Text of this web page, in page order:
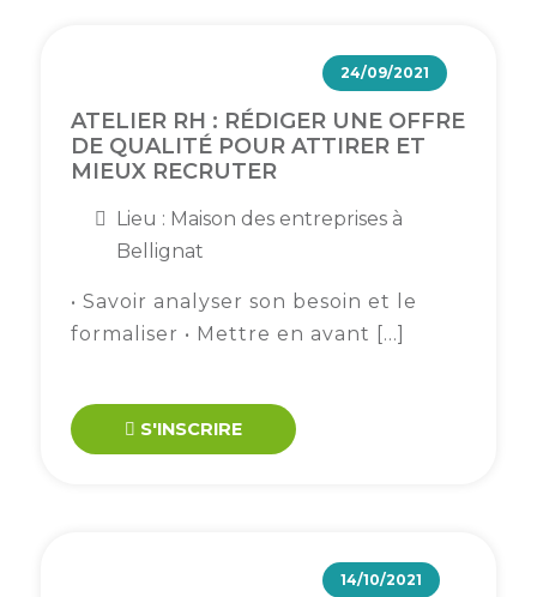
24/09/2021
ATELIER RH : RÉDIGER UNE OFFRE
DE QUALITÉ POUR ATTIRER ET
MIEUX RECRUTER
Lieu : Maison des entreprises à
Bellignat
• Savoir analyser son besoin et le
formaliser • Mettre en avant […]
S'INSCRIRE
14/10/2021